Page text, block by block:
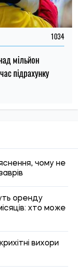
чому не
оренду
хто може
здивування
чи чекати
цін в
вид броньованої